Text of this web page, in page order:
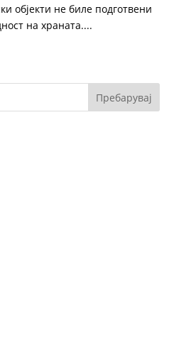
објекти не биле подготвени
на храната....